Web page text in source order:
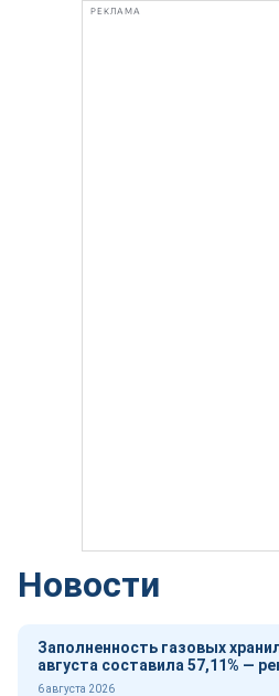
РЕКЛАМА
Новости
Заполненность газовых
августа составила 57,11% —
6 августа 2026